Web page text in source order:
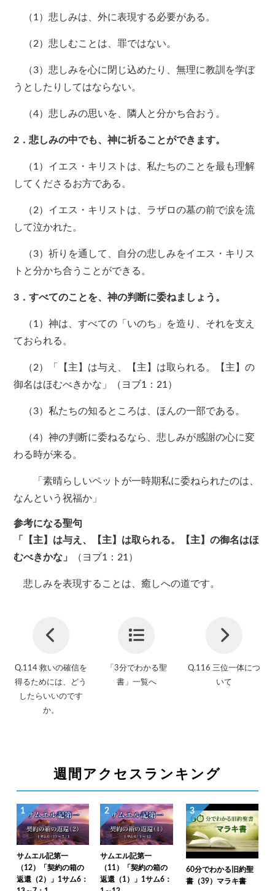
（1）悲しみは、外に表現する必要がある。
（2）悲しむことは、罪ではない。
（3）悲しみを心に閉じ込めたり、無理に教訓を学ぼ
うとしたりしてはならない。
（4）悲しみの思いを、隣人と分かち合おう。
2．悲しみの中でも、神に祈ることができます。
（1）イエス・キリストは、私たちのことを最も理解
してくださるお方である。
（2）イエス・キリストは、ラザロの墓の前で涙を流
して泣かれた。
（3）祈りを通して、自分の悲しみをイエス・キリス
トと分かち合うことができる。
3．すべてのことを、神の判断に委ねましょう。
（1）神は、すべての「いのち」を造り、それを支え
ておられる。
（2）「【主】は与え、【主】は取られる。【主】の
御名はほむべきかな」（ヨブ1：21）
（3）私たちの知るところは、ほんの一部である。
（4）神の判断に委ねるなら、悲しみが感謝の心に変
わる時が来る。
「素晴らしいペットが一時期私に委ねられたのは、
なんという祝福か」
参考になる聖句
「【主】は与え、【主】は取られる。【主】の御名はほ
むべきかな」
（ヨブ1：21）
悲しみを表現することは、癒しへの道です。
Q.114 救いの確信を
得るためには、どう
したらいいのです
か。
「3分でわかる聖
書」一覧へ
Q.116 三位一体につ
いて
週間アクセスランキング
1
サムエル記第一
（12）「契約の箱の
返還（2）」1サム6：
2
サムエル記第一
（11）「契約の箱の
返還（1）」1サム6：
3
60分でわかる旧約聖
書（39）マラキ書